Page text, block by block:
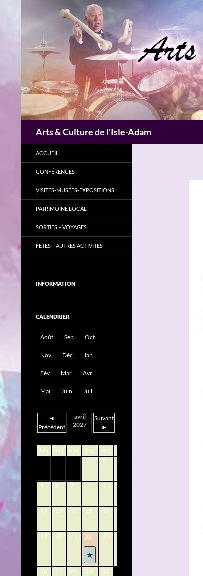
Arts & Culture de l'Isle-Adam
ACCUEIL
CONFÉRENCES
VISITES-MUSÉES-EXPOSITIONS
PATRIMOINE LOCAL
SORTIES – VOYAGES
FÊTES – AUTRES ACTIVITÉS
INFORMATION
CALENDRIER
Août Sep Oct
Nov Déc Jan
Fév Mar Avr
Mai Juin Juil
◄
Précédent
avril
2027
Suivant
►
lun mar mer jeu ven sam
1
2
5 6 7 8 9
12 13 14 15 16
19 20 21 22 23
26 27 28 29 30